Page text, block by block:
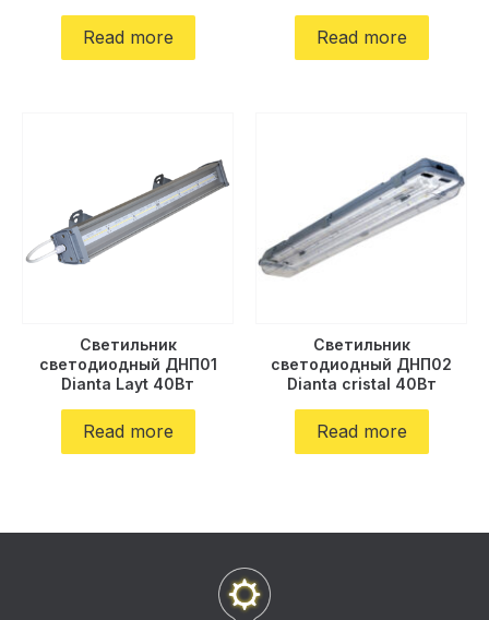
Read more Read more
Светильник
светодиодный ДНП01
Dianta Layt 40Вт
Read more
Светильник
светодиодный ДНП02
Dianta cristal 40Вт
Read more